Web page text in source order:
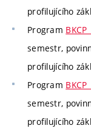
profilujícího
Program
semestr,
profilujícího
Program
semestr,
profilujícího